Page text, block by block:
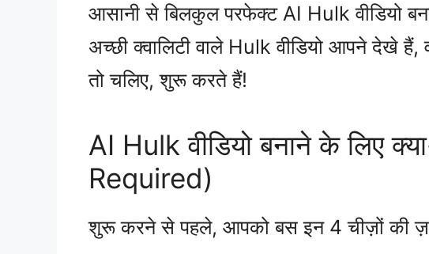
आसानी से बिलकुल परफेक्ट AI Hulk वीडियो
अच्छी क्वालिटी वाले Hulk वीडियो आपने देखे हैं,
तो चलिए, शुरू करते हैं!
AI Hulk वीडियो बनाने के लिए
Required)
शुरू करने से पहले, आपको बस इन 4 चीज़ों की